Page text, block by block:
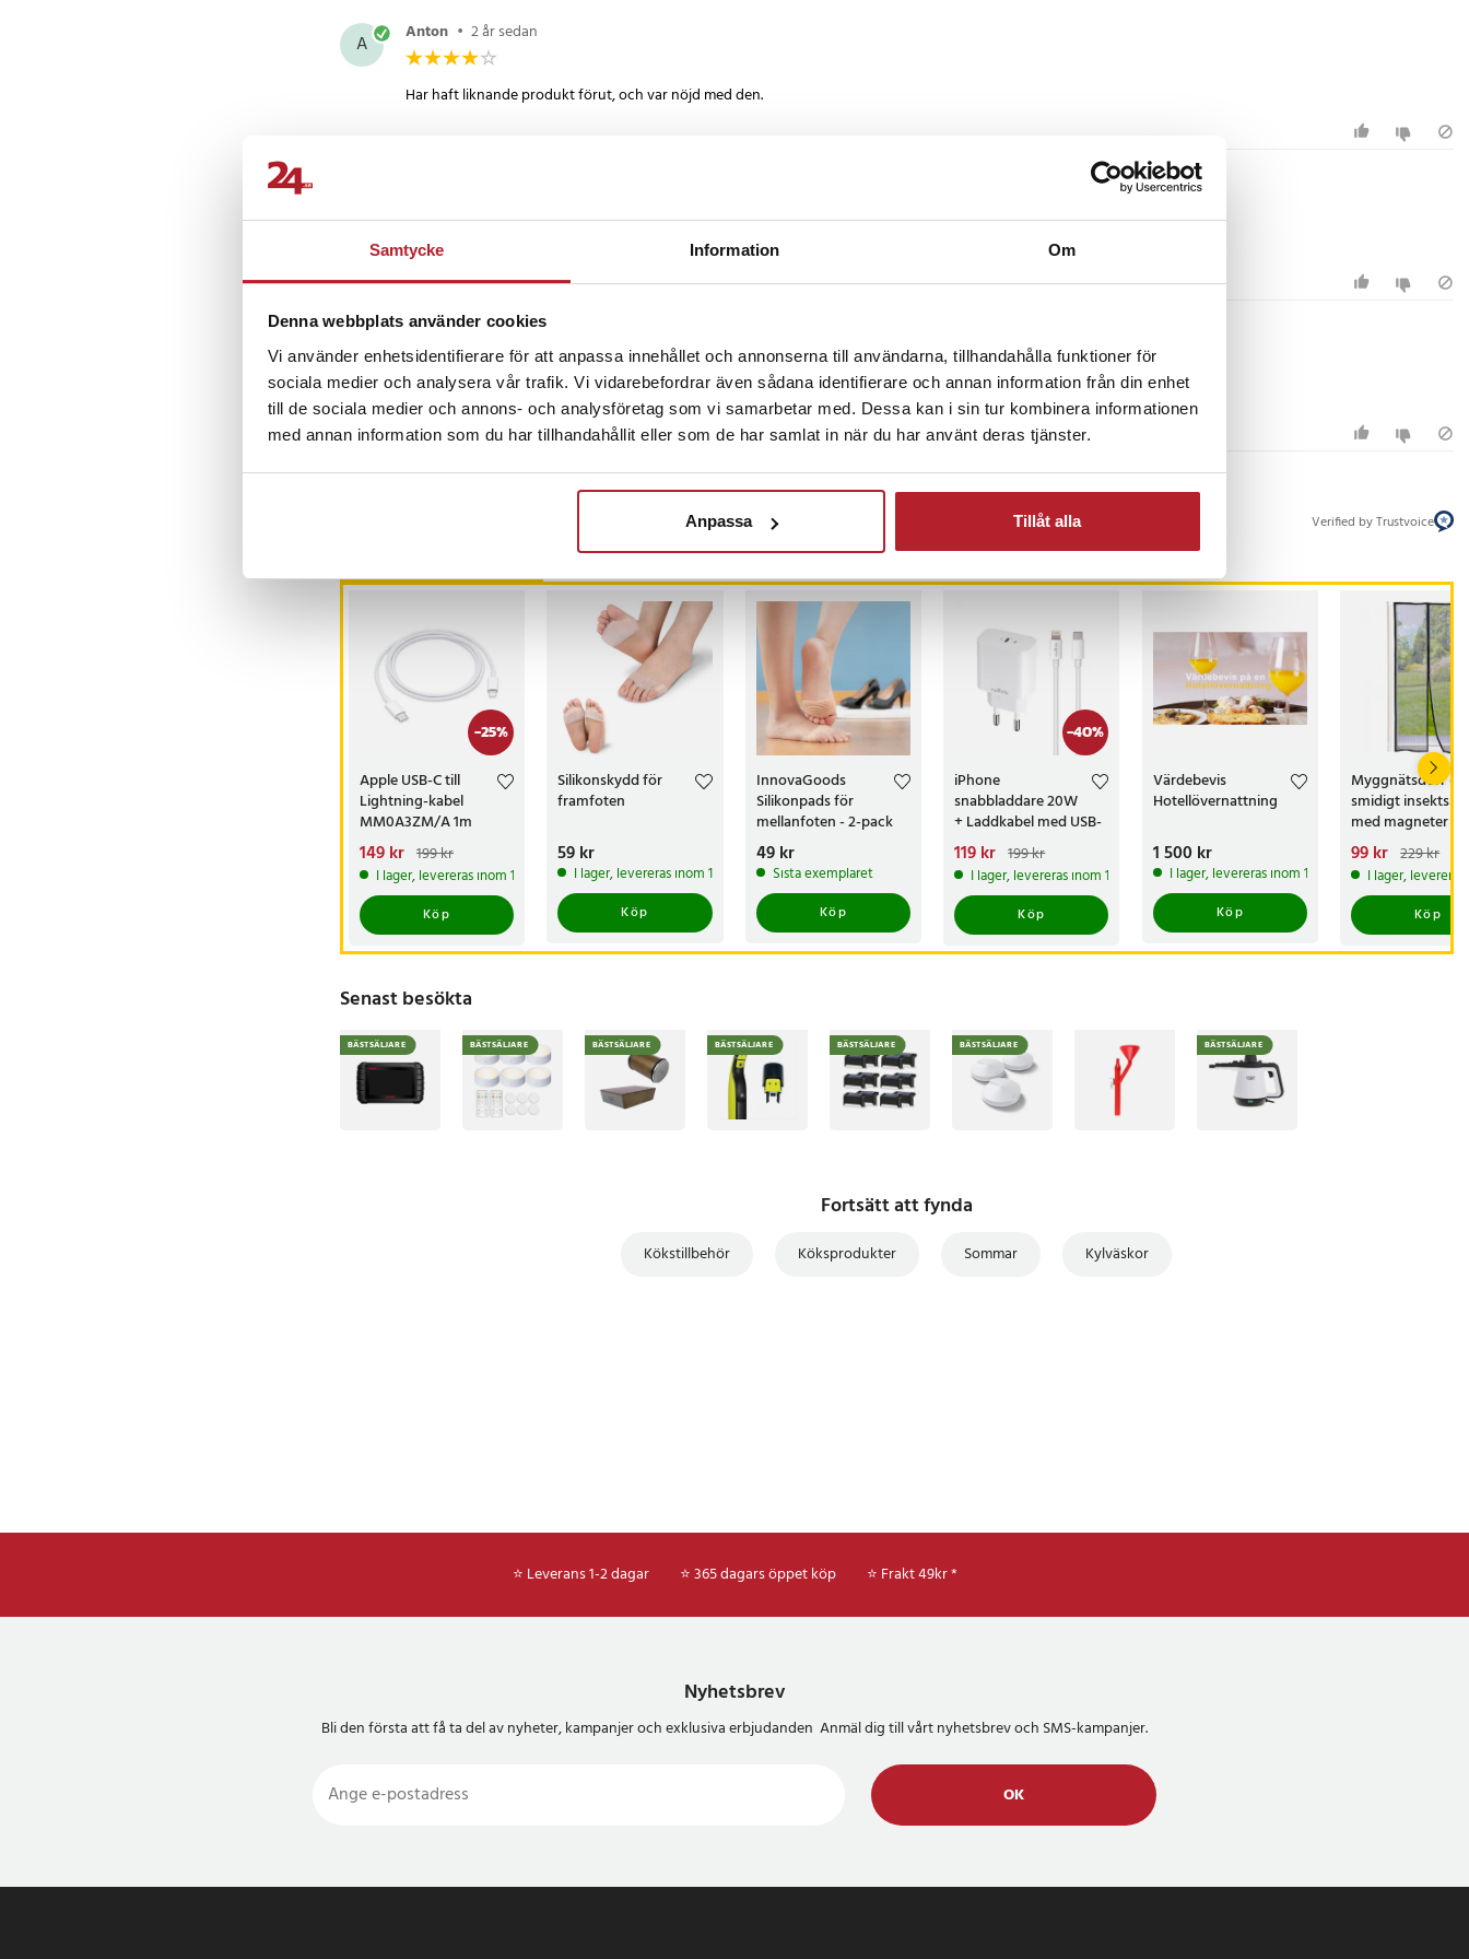
Samtycke Information Om
Denna webbplats använder cookies
Vi använder enhetsidentifierare för att anpassa innehållet och annonserna till användarna, tillhandahålla funktioner för
sociala medier och analysera vår trafik. Vi vidarebefordrar även sådana identifierare och annan information från din enhet
till de sociala medier och annons- och analysföretag som vi samarbetar med. Dessa kan i sin tur kombinera informationen
med annan information som du har tillhandahållit eller som de har samlat in när du har använt deras tjänster.
Anpassa Tillåt alla
(kylaren används inte för att värma kalla produkter).
• Lämplig användning av enheten möjliggör att
A Anton • 2 år sedan
Har haft liknande produkt förut, och var nöjd med den.
Eva•11 månader sedan
Mycket nöjd med produkt och service
Översatt från norska• Visa original
Visa fler recensioner
Verified by Trustvoice
-25%
Apple USB-C till
Lightning-kabel
MM0A3ZM/A 1m
Nuvarande pris
149 krTidigare pris:
199 kr
149 kr 199 kr
I lager, levereras inom 1-2 vardagar
Köp
Silikonskydd för
framfoten
Pris:59 kr
59 kr
I lager, levereras inom 1-2 vardagar
Köp
InnovaGoods
Silikonpads för
mellanfoten - 2-pack
Pris:49 kr
49 kr
Sista exemplaret
Köp
-40%
iPhone
snabbladdare 20W
+ Laddkabel med USB-
C till Lightning
Nuvarande pris
119 krTidigare pris:
199 kr
119 kr 199 kr
I lager, levereras inom 1-2 vardagar
Köp
Värdebevis
Hotellövernattning
Pris:1 500 kr
1 500 kr
I lager, levereras inom 1-2 vardagar
Köp
Myggnätsdörr -
smidigt
med magneter -
Mesh
Nuvarande pris
99 krTidigare pris
229 kr
99 kr 229 kr
I lager,
Köp
Senast besökta
BÄSTSÄLJARE BÄSTSÄLJARE BÄSTSÄLJARE BÄSTSÄLJARE BÄSTSÄLJARE BÄSTSÄLJARE BÄSTSÄLJARE
Fortsätt att fynda
Kökstillbehör Köksprodukter Sommar Kylväskor
⭐ Leverans 1-2 dagar ⭐ 365 dagars öppet köp ⭐ Frakt 49kr *
Nyhetsbrev
Bli den första att få ta del av nyheter, kampanjer och exklusiva erbjudanden Anmäl dig till vårt nyhetsbrev och SMS-kampanjer.
OK